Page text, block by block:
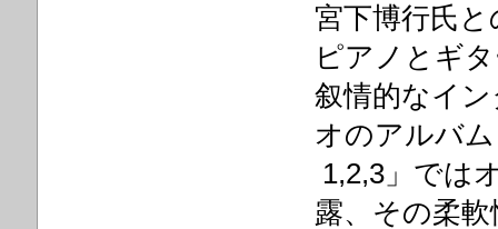
宮下博行氏
ピアノとギ
叙情的なイ
オのアルバ
1,2,3」では
露、その柔